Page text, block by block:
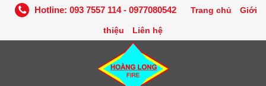
Hotline: 093 7557 114 - 0977080542 Trang chủ Giới
thiệu Liên hệ